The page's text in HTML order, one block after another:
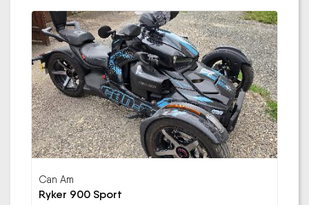
Can Am
Ryker 900 Sport